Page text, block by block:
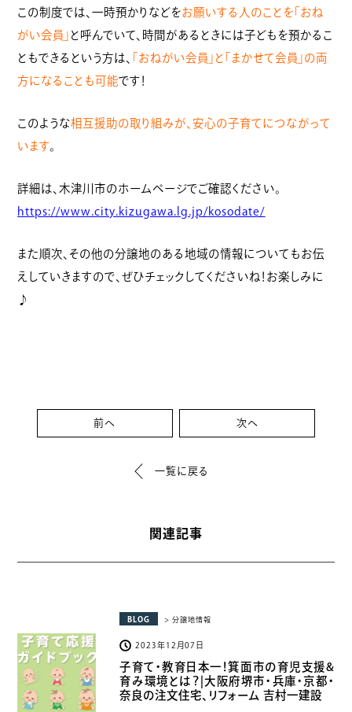
この制度では、一時預かりなどをお願いする人のことを「おね
がい会員」 と呼んでいて、時間があるときには子どもを預かるこ
ともできるという方は、
「おねがい会員」と「まかせて会員」の両
方になることも可能です！
このような相互援助の取り組みが、安心の子育てにつながって
います。
詳細は、木津川市のホームページでご確認ください。
https://www.city.kizugawa.lg.jp/kosodate/
また順次、その他の分譲地のある地域の情報についてもお伝
えしていきますので、ぜひチェックしてくださいね！お楽しみに
♪
前へ 次へ
一覧に戻る
関連記事
BLOG > 分譲地情報
2023年12月07日
子育て・教育日本一！箕面市の育児支援&
育み環境とは？|大阪府堺市・兵庫・京都・
奈良の注文住宅、リフォーム 吉村一建設